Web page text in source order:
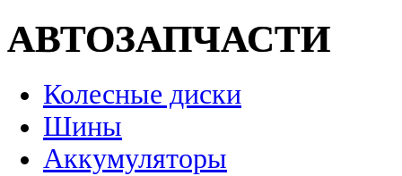
АВТОЗАПЧАСТИ
Колесные диски
Шины
Аккумуляторы